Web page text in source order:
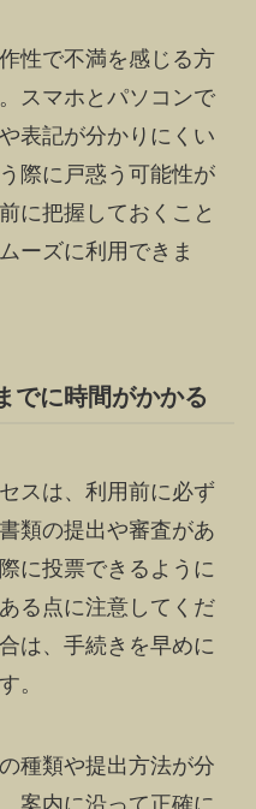
性で不満を感じる方
スマホとパソコンで
表記が分かりにくい
際に戸惑う可能性が
に把握しておくこと
ーズに利用できま
でに時間がかかる
スは、利用前に必ず
類の提出や審査があ
に投票できるように
る点に注意してくだ
は、手続きを早めに
。
種類や提出方法が分
案内に沿って正確に